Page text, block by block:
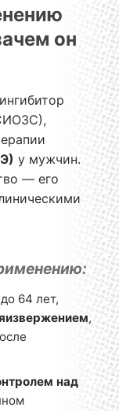
он
у мужчин.
— его
64 лет,
,
над